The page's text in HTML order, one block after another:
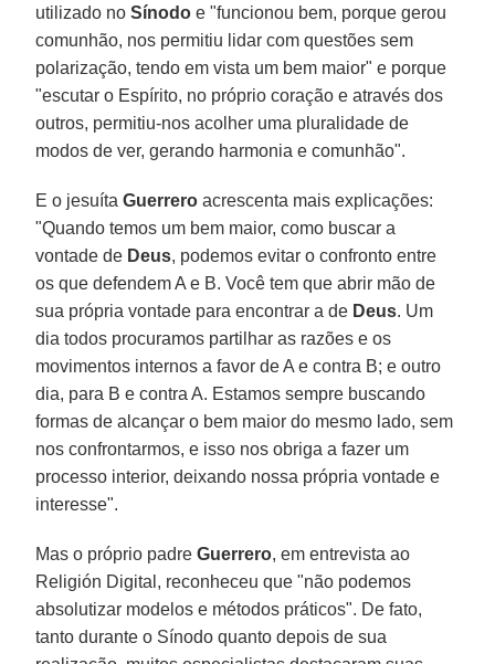
utilizado noSínodo e "funcionou bem, porque gerou
comunhão, nos permitiu lidar com questões sem
polarização, tendo em vista um bem maior" e porque
"escutar o Espírito, no próprio coração e através dos
outros, permitiu-nos acolher uma pluralidade de
modos de ver, gerando harmonia e comunhão".
E o jesuítaGuerrero acrescenta mais explicações:
"Quando temos um bem maior, como buscar a
vontade de Deus, podemos evitar o confronto entre
os que defendem A e B. Você tem que abrir mão de
sua própria vontade para encontrar a de Deus. Um
dia todos procuramos partilhar as razões e os
movimentos internos a favor de A e contra B; e outro
dia, para B e contra A. Estamos sempre buscando
formas de alcançar o bem maior do mesmo lado, sem
nos confrontarmos, e isso nos obriga a fazer um
processo interior, deixando nossa própria vontade e
interesse".
Mas o próprio padreGuerrero, em entrevista ao
Religión Digital, reconheceu que "não podemos
absolutizar modelos e métodos práticos". De fato,
tanto durante o Sínodo quanto depois de sua